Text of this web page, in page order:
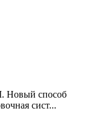
Новый способ
сист...